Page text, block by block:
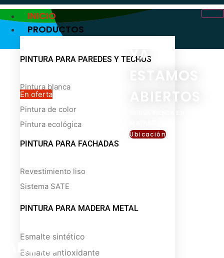
INICIO
PRODUCTOS
PINTURA PARA PAREDES Y TECHOS
Pintura blanca
En oferta
Pintura de color
Pintura ecológica
PINTURA PARA FACHADAS
Revestimiento liso
Sistema SATE
PINTURA PARA MADERA METAL
Esmalte sintético
Esmalte antioxidante
YA
ESTAMOS
ABIERTOS
Ubicación